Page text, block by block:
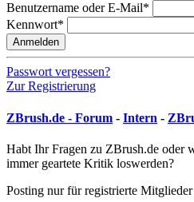
Benutzername oder E-Mail*
Kennwort*
Anmelden
Passwort vergessen?
Zur Registrierung
ZBrush.de - Forum - Intern -
Habt Ihr Fragen zu ZBrush.de oder
immer geartete Kritik loswerden?
Posting nur für registrierte